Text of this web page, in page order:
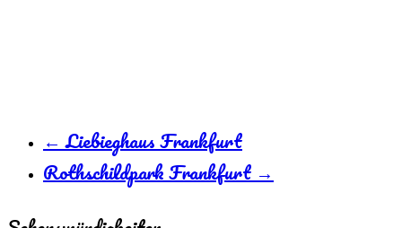
← Liebieghaus Frankfurt
Rothschildpark Frankfurt →